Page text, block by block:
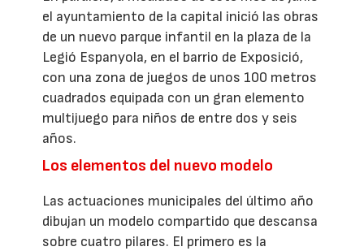
el ayuntamiento de la capital inició las obras
de un nuevo parque infantil en la plaza de la
Legió Espanyola, en el barrio de Exposició,
con una zona de juegos de unos 100 metros
cuadrados equipada con un gran elemento
multijuego para niños de entre dos y seis
años.
Los elementos del nuevo modelo
Las actuaciones municipales del último año
dibujan un modelo compartido que descansa
sobre cuatro pilares. El primero es la